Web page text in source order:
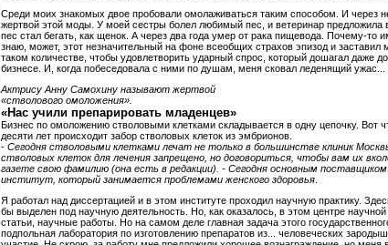
Среди моих знакомых двое пробовали омолаживаться таким способом. И через
жертвой этой моды. У моей сестры болел любимый пес, и ветеринар
пес стал бегать, как щенок. А через два года умер от рака пищевода. Почему-то
знаю, может, этот незначительный на фоне всеобщих страхов эпизод и
таком количестве, чтобы удовлетворить ударный спрос, который дошагал даже
бизнесе. И, когда побеседовала с ними по душам, меня сковал леденящий ужас...
Актрису Анну Самохину называют жертвой
«стволового омоложения».
«Нас учили препарировать младенцев»
Бизнес по омоложению стволовыми клетками складывается в одну цепочку. Вот
десяти лет происходит забор стволовых клеток из эмбрионов.
- Сегодня стволовыми клетками лечат не только в большинстве клиник
стволовых клеток для лечения запрещено, но договориться, чтобы вам их
газете свою фамилию (она есть в редакции). - Сегодня основным
институт, который занимается проблемами женского здоровья
Я работал над диссертацией и в этом институте проходил научную практику.
бы выделен под научную деятельность. Но, как оказалось, в этом центре
статьи, научные работы. Но на самом деле главная задача этого
подпольная лаборатория по изготовлению препаратов из... человеческих